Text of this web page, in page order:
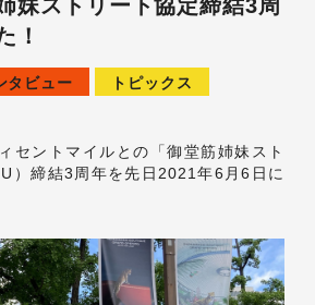
妹ストリート協定締結3周
！
タビュー
トピックス
セントマイルとの「御堂筋姉妹スト
）締結3周年を先日2021年6月6日に